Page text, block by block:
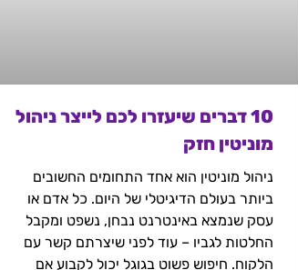
10 דברים שיעזרו לכם לייצר ניהול
מוניטין חזק
ניהול מוניטין הוא אחד התחומים החשובים
ביותר בעולם הדיגיטלי של היום. כל אדם או
עסק שנמצא באינטרנט נבחן, נשפט ומקבל
החלטות לגביו – עוד לפני שיצרתם קשר עם
הלקוח. חיפוש פשוט בגוגל יכול לקבוע אם